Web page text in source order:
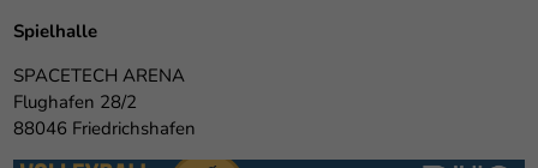
Spielhalle
SPACETECH ARENA
Flughafen 28/2
88046 Friedrichshafen